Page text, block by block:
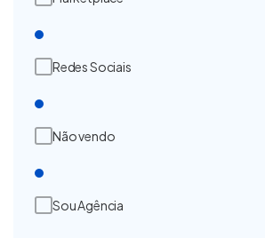
Redes Sociais
Não vendo
Sou Agência